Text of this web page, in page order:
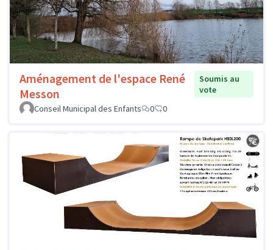
Aménagement de l'espace René
Messon
Soumis au
vote
Conseil Municipal des Enfants
0 0